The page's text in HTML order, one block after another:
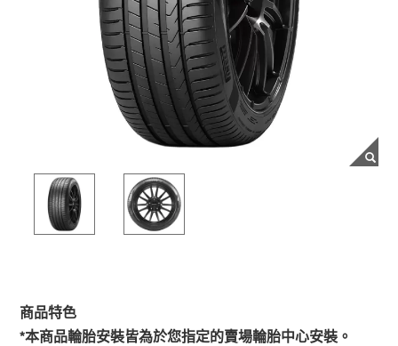
商品特色
*本商品輪胎安裝皆為於您指定的賣場輪胎中心安裝。